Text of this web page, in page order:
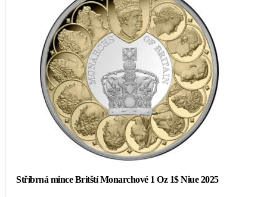
Stříbrná mince Britští Monarchové 1 Oz 1$ Niue 2025